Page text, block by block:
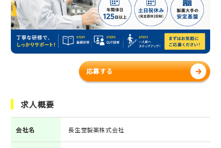
応募する
求人概要
会社名 長生堂製薬株式会社